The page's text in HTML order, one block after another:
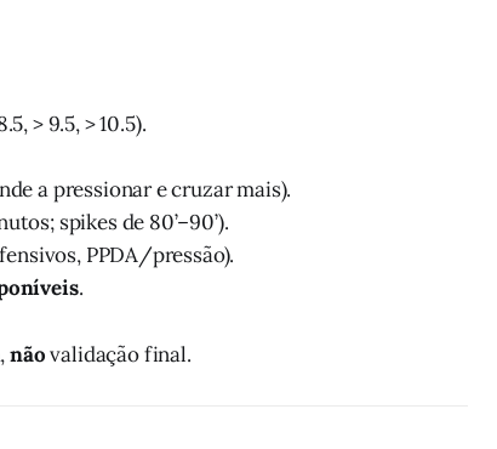
> 9.5, > 10.5).
a pressionar e cruzar mais).
spikes de 80’–90’).
PPDA/pressão).
.
nãovalidação final.